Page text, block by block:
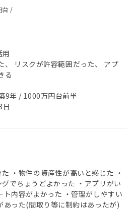
台 /
用
、 リスクが許容範囲だった、 アプ
る
9年 / 1000万円台前半
・物件の資産性が高いと感じた ・
でちょうどよかった ・アプリがい
ト内容がよかった ・管理がしやすい
あった(間取り等に制約はあったが)